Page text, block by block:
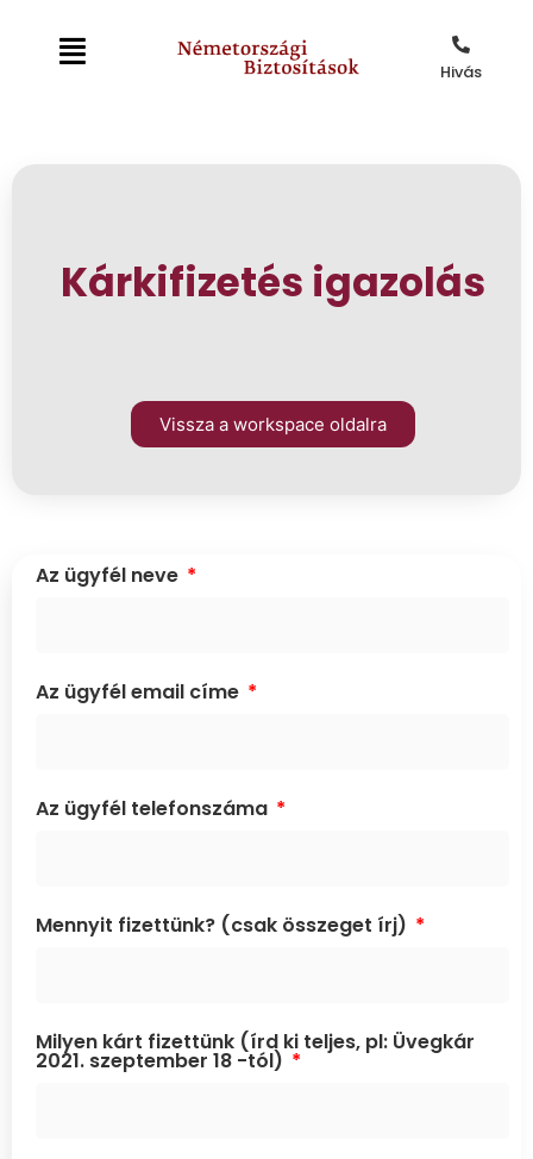
Hivás
Kárkifizetés igazolás
Vissza a workspace oldalra
Az ügyfél neve
Az ügyfél email címe
Az ügyfél telefonszáma
Mennyit fizettünk? (csak összeget írj)
Milyen kárt fizettünk (írd ki teljes, pl: Üvegkár
2021. szeptember 18 -tól)